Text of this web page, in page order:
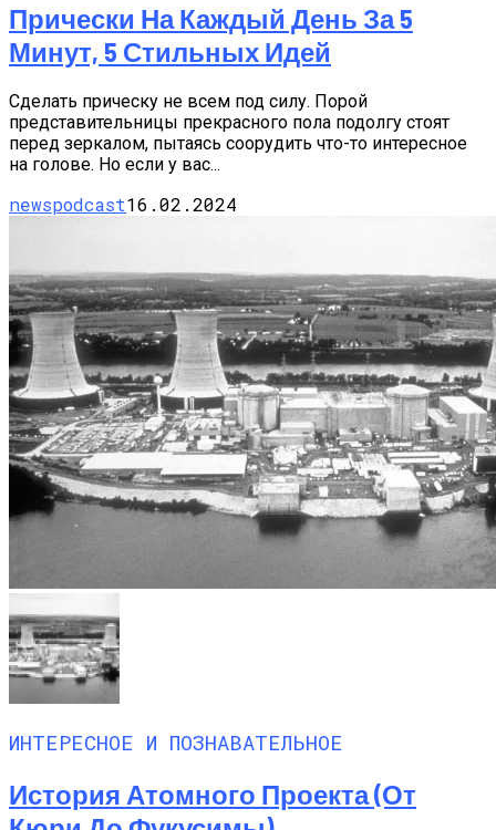
Прически На Каждый День За 5
Минут, 5 Стильных Идей
Сделать прическу не всем под силу. Порой
представительницы прекрасного пола подолгу стоят
перед зеркалом, пытаясь соорудить что-то интересное
на голове. Но если у вас...
newspodcast16.02.2024
ИНТЕРЕСНОЕ И ПОЗНАВАТЕЛЬНОЕ
История Атомного Проекта (от